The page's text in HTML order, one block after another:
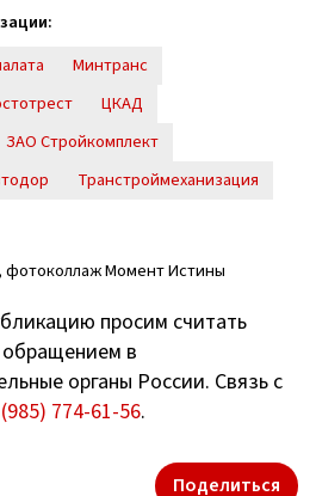
Минтранс
ЦКАД
ЗАО Стройкомплект
Транстроймеханизация
Момент Истины
просим считать
в
органы России. Связь с
774-61-56.
Поделиться